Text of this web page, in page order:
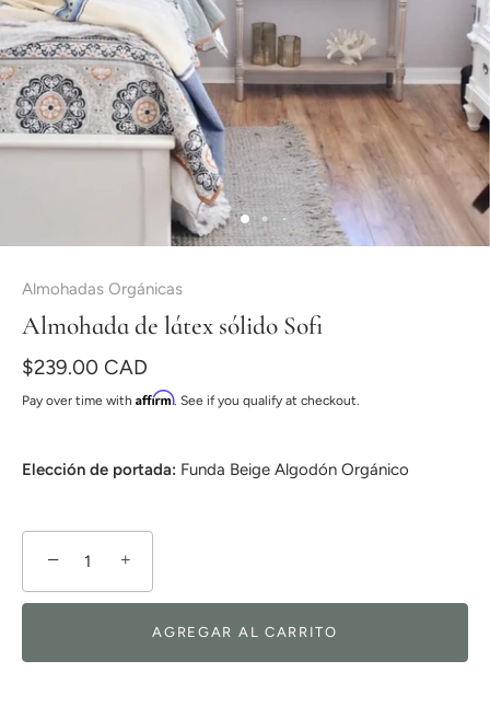
Almohadas Orgánicas
Almohada de látex sólido Sofi
$239.00 CAD
Pay over time with Affirm. See if you qualify at checkout.
Elección de portada: Funda Beige Algodón Orgánico
− +
AGREGAR AL CARRITO